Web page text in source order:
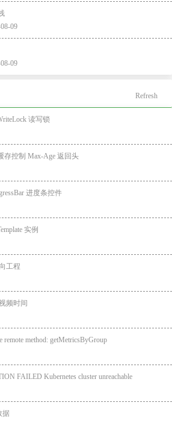
09
09
Refresh
读写锁
存控制 Max-Age 返回头
进度条控件
实例
工程
频时间
remote method: getMetricsByGroup
FAILED Kubernetes cluster unreachable
据